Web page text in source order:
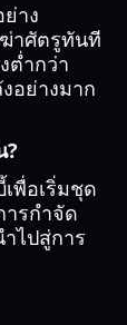
าง
าศัตรูทันที
ต่ำกว่า
อย่างมาก
?
พื่อเริ่มชุด
ารกำจัด
ไปสู่การ